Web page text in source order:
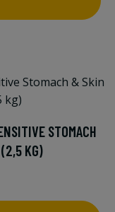
STOMACH
KG)